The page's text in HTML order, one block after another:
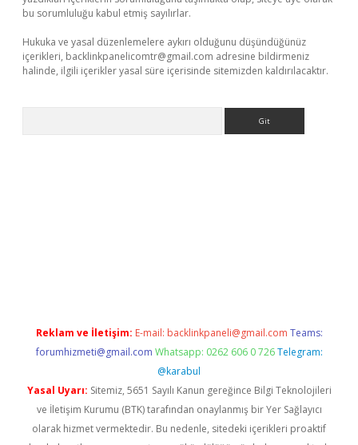
bu sorumluluğu kabul etmiş sayılırlar.
Hukuka ve yasal düzenlemelere aykırı olduğunu düşündüğünüz
içerikleri, backlinkpanelicomtr@gmail.com adresine bildirmeniz
halinde, ilgili içerikler yasal süre içerisinde sitemizden kaldırılacaktır.
Reklam ve İletişim: E-mail: backlinkpaneli@gmail.com Teams:
forumhizmeti@gmail.com Whatsapp: 0262 606 0 726 Telegram:
@karabul
Yasal Uyarı: Sitemiz, 5651 Sayılı Kanun gereğince Bilgi Teknolojileri
ve İletişim Kurumu (BTK) tarafından onaylanmış bir Yer Sağlayıcı
olarak hizmet vermektedir. Bu nedenle, sitedeki içerikleri proaktif